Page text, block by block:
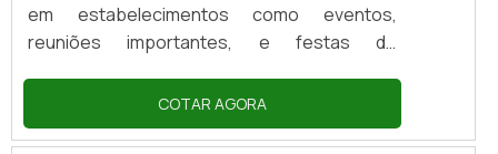
em estabelecimentos como eventos,
reuniões importantes, e festas de
de cadeira tnt personalizada é um tipo de
cobertura para fazer a padronização de
COTAR AGORA